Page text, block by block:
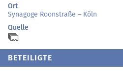
Ort
Synagoge Roonstraße – Köln
Quelle
BETEILIGTE